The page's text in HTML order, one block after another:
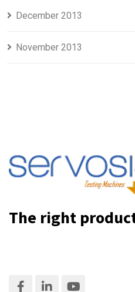
December 2013
November 2013
The right